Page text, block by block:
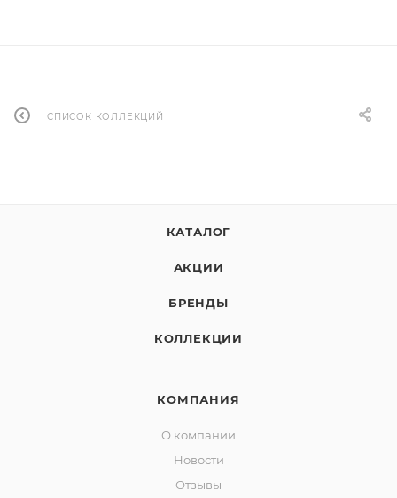
СПИСОК КОЛЛЕКЦИЙ
КАТАЛОГ
АКЦИИ
БРЕНДЫ
КОЛЛЕКЦИИ
КОМПАНИЯ
О компании
Новости
Отзывы